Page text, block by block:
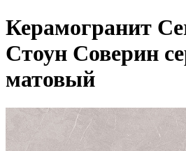
Керамогранит
Стоун Соверин
матовый